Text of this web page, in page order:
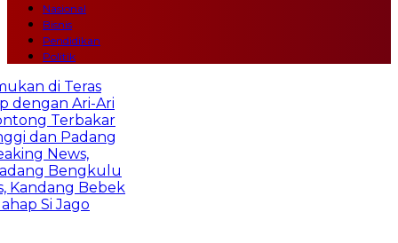
Nasional
Bisnis
Pendidikan
Politik
di Teras
dengan Ari-Ari
Terbakar
dan Padang
News,
Bengkulu
Bebek
Si Jago